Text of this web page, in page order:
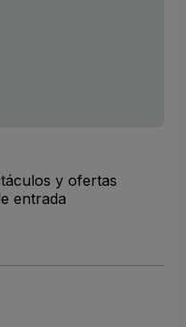
y ofertas
entrada